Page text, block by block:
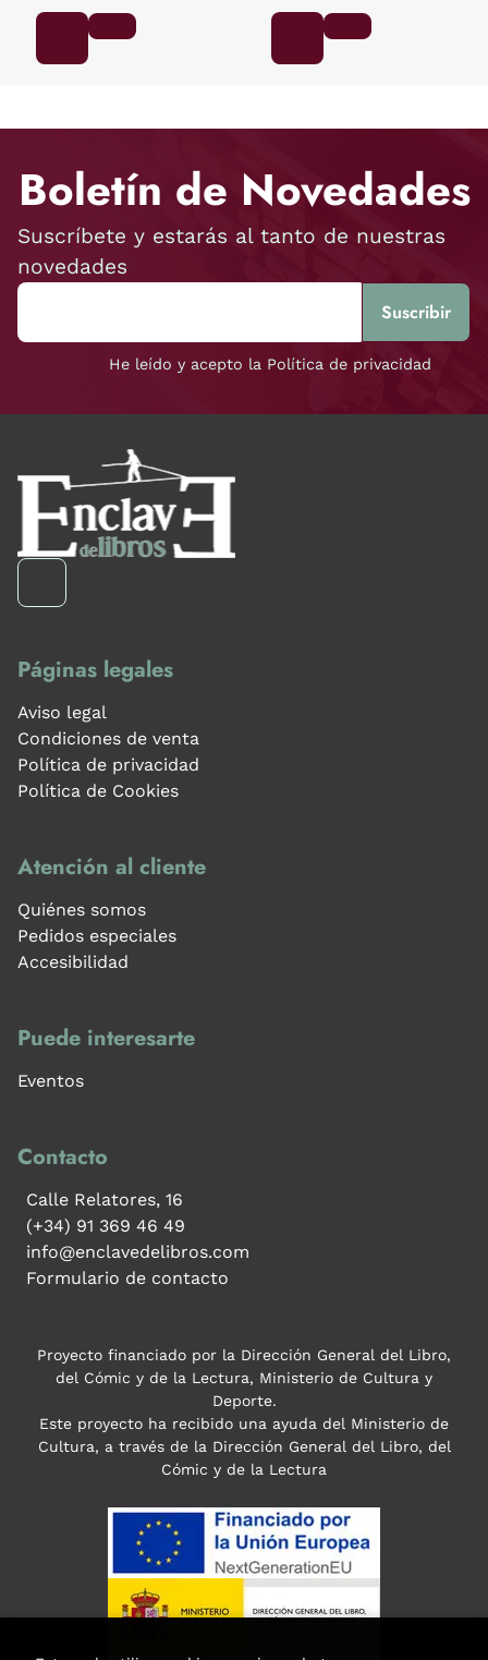
Boletín de Novedades
Suscríbete y estarás al tanto de nuestras
novedades
He leído y acepto la Política de privacidad
Páginas legales
Aviso legal
Condiciones de venta
Política de privacidad
Política de Cookies
Atención al cliente
Quiénes somos
Pedidos especiales
Accesibilidad
Puede interesarte
Eventos
Contacto
Calle Relatores, 16
(+34) 91 369 46 49
info@enclavedelibros.com
Formulario de contacto
Proyecto financiado por la Dirección General del Libro,
del Cómic y de la Lectura, Ministerio de Cultura y
Deporte.
Este proyecto ha recibido una ayuda del Ministerio de
Cultura, a través de la Dirección General del Libro, del
Cómic y de la Lectura